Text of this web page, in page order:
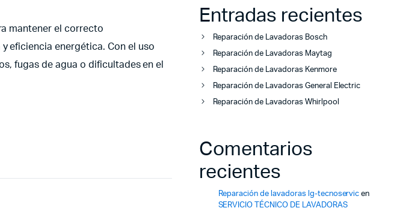
mantener el correcto
eficiencia energética. Con el uso
fugas de agua o dificultades en el
Entradas recientes
Reparación de Lavadoras Bosch
Reparación de Lavadoras Maytag
Reparación de Lavadoras Kenmore
Reparación de Lavadoras General Electric
Reparación de Lavadoras Whirlpool
Comentarios
recientes
Reparación de lavadoras lg-tecnoservic en
SERVICIO TÉCNICO DE LAVADORAS